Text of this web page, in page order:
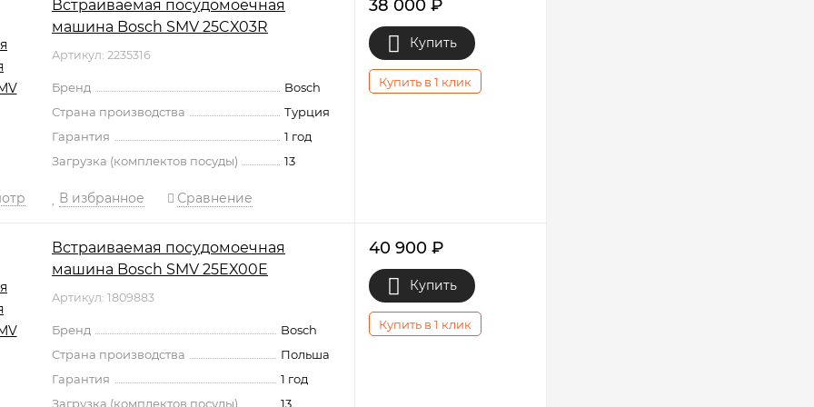
Встраиваемая посудомоечная
машина Bosch SMV 25CX03R
Артикул: 2235316
Бренд
Bosch
Страна производства
Турция
Гарантия
1 год
Загрузка (комплектов посуды)
13
38 000 ₽
Купить
Купить в 1 клик
В избранное Сравнение
Встраиваемая посудомоечная
машина Bosch SMV 25EX00E
Артикул: 1809883
Бренд
Bosch
Страна производства
Польша
Гарантия
1 год
Загрузка (комплектов посуды)
13
40 900 ₽
Купить
Купить в 1 клик